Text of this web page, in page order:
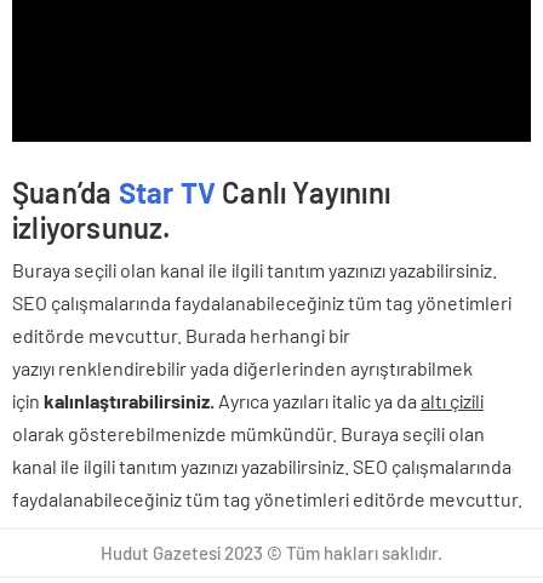
Şuan’da Star TV Canlı Yayınını
izliyorsunuz.
Buraya seçili olan kanal ile ilgili tanıtım yazınızı yazabilirsiniz.
SEO çalışmalarında faydalanabileceğiniz tüm tag yönetimleri
editörde mevcuttur. Burada herhangi bir
yazıyı renklendirebilir yada diğerlerinden ayrıştırabilmek
için kalınlaştırabilirsiniz. Ayrıca yazıları italic ya da altı çizili
olarak gösterebilmenizde mümkündür. Buraya seçili olan
kanal ile ilgili tanıtım yazınızı yazabilirsiniz. SEO çalışmalarında
faydalanabileceğiniz tüm tag yönetimleri editörde mevcuttur.
Hudut Gazetesi 2023 © Tüm hakları saklıdır.